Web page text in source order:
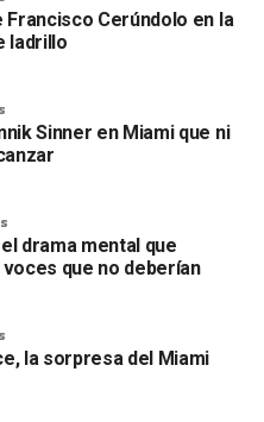
Francisco Cerúndolo en la
ladrillo
Sinner en Miami que ni
drama mental que
que no deberían
la sorpresa del Miami